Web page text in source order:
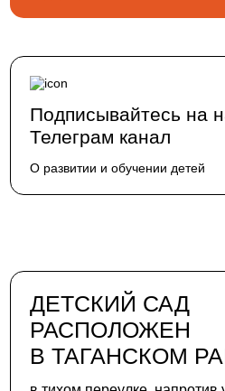
Подписывайтесь на
Телеграм канал
О развитии и обучении детей
ДЕТСКИЙ САД
РАСПОЛОЖЕН
В ТАГАНСКОМ